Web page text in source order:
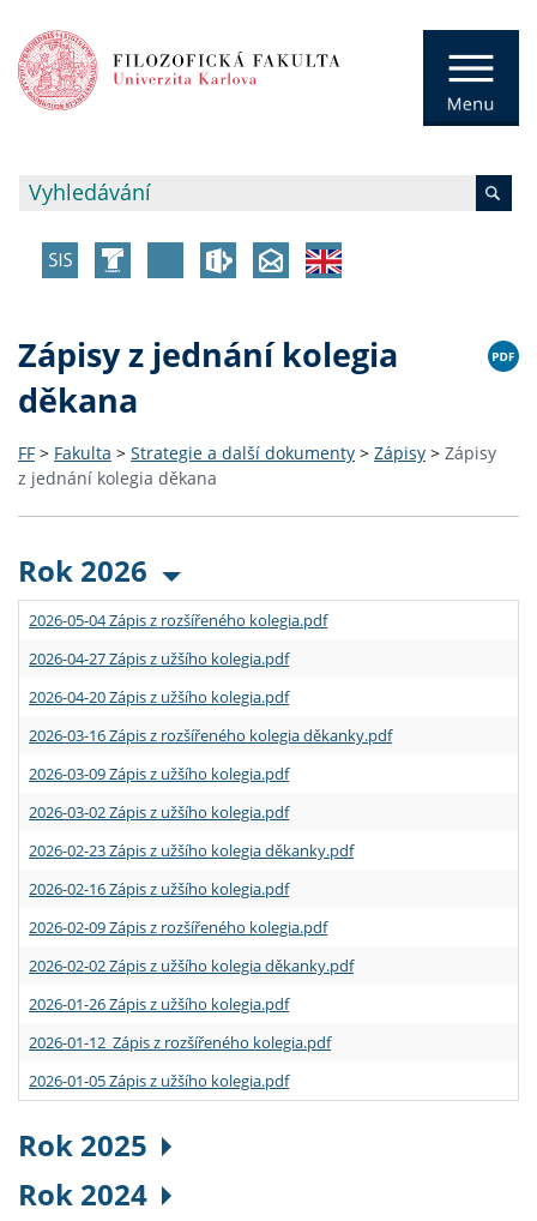
Zápisy z jednání kolegia
děkana
FF > Fakulta > Strategie a další dokumenty > Zápisy > Zápisy
z jednání kolegia děkana
Rok 2026
2026-05-04 Zápis z rozšířeného kolegia.pdf
2026-04-27 Zápis z užšího kolegia.pdf
2026-04-20 Zápis z užšího kolegia.pdf
2026-03-16 Zápis z rozšířeného kolegia děkanky.pdf
2026-03-09 Zápis z užšího kolegia.pdf
2026-03-02 Zápis z užšího kolegia.pdf
2026-02-23 Zápis z užšího kolegia děkanky.pdf
2026-02-16 Zápis z užšího kolegia.pdf
2026-02-09 Zápis z rozšířeného kolegia.pdf
2026-02-02 Zápis z užšího kolegia děkanky.pdf
2026-01-26 Zápis z užšího kolegia.pdf
2026-01-12 Zápis z rozšířeného kolegia.pdf
2026-01-05 Zápis z užšího kolegia.pdf
Rok 2025
Rok 2024